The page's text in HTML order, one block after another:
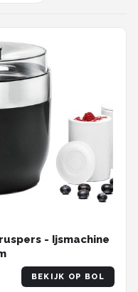
- Ijsmachine
BEKIJK OP BOL